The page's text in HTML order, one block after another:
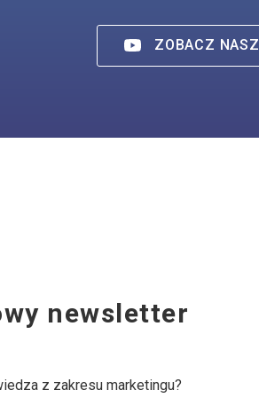
ZOBACZ NASZ
newsletter
z zakresu marketingu?